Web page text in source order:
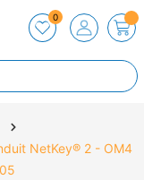
0
NetKey® 2 - OM4